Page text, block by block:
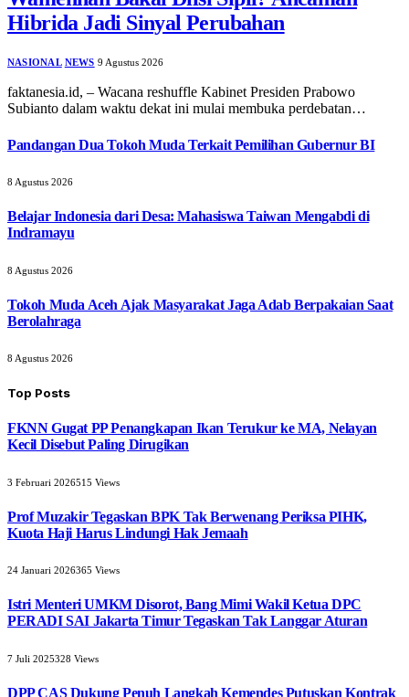
Hibrida Jadi Sinyal Perubahan
NASIONAL NEWS 9 Agustus 2026
faktanesia.id, – Wacana reshuffle Kabinet Presiden Prabowo
Subianto dalam waktu dekat ini mulai membuka perdebatan…
Pandangan Dua Tokoh Muda Terkait Pemilihan Gubernur BI
8 Agustus 2026
Belajar Indonesia dari Desa: Mahasiswa Taiwan Mengabdi di
Indramayu
8 Agustus 2026
Tokoh Muda Aceh Ajak Masyarakat Jaga Adab Berpakaian Saat
Berolahraga
8 Agustus 2026
Top Posts
FKNN Gugat PP Penangkapan Ikan Terukur ke MA, Nelayan
Kecil Disebut Paling Dirugikan
3 Februari 2026515 Views
Prof Muzakir Tegaskan BPK Tak Berwenang Periksa PIHK,
Kuota Haji Harus Lindungi Hak Jemaah
24 Januari 2026365 Views
Istri Menteri UMKM Disorot, Bang Mimi Wakil Ketua DPC
PERADI SAI Jakarta Timur Tegaskan Tak Langgar Aturan
7 Juli 2025328 Views
DPP CAS Dukung Penuh Langkah Kemendes Putuskan Kontrak